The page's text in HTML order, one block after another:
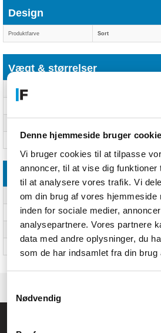
Denne hjemmeside bruger
Vi bruger cookies til at tilpasse
annoncer, til at vise dig funktioner
til at analysere vores trafik. Vi
om din brug af vores hjemmeside
inden for sociale medier,
analysepartnere. Vores partnere
data med andre oplysninger, du
som de har indsamlet fra din brug
Nødvendig
Design
Produktfarve Sort
Vægt & størrelser
Bredde
Vægt 453 g
Emballeringsdata
Pakkebredde 106 mm
Pakkedybde 157 mm
Pakkehøjde 41 mm